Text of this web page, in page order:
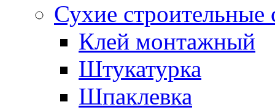
Сухие
Клей монтажный
Штукатурка
Шпаклевка